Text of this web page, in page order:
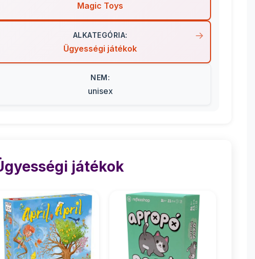
Magic Toys
ALKATEGÓRIA:
Ügyességi játékok
NEM:
unisex
játékok